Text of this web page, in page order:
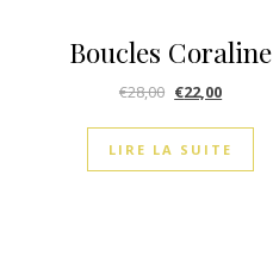
Boucles Coraline
€28,00 €22,00
LIRE LA SUITE